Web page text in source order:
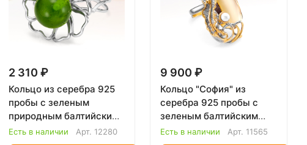
2 310 ₽
Кольцо из серебра 925
пробы с зеленым
природным балтийским
янтарем
Есть в наличии Арт. 12280
9 900 ₽
Кольцо "София" из
серебра 925 пробы с
зеленым балтийским
янтарем
Есть в наличии Арт. 11565